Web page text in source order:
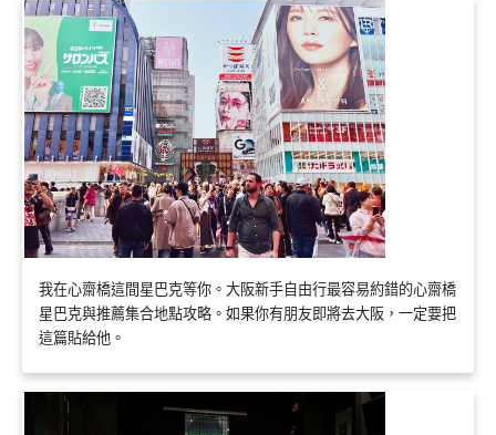
我在心齋橋這間星巴克等你。大阪新手自由行最容易約錯的心齋橋
星巴克與推薦集合地點攻略。如果你有朋友即將去大阪，一定要把
這篇貼給他。